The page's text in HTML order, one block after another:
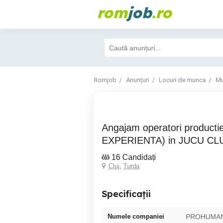
romjob.ro
Romjob Anunțuri Locuri de munca
Angajam operatori productie (FARA
EXPERIENTA) in JUCU
16 Candidați
Cluj, Turda
Specificații
Numele companiei